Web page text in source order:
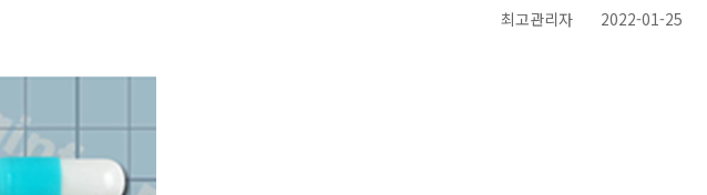
최고관리자 2022-01-25